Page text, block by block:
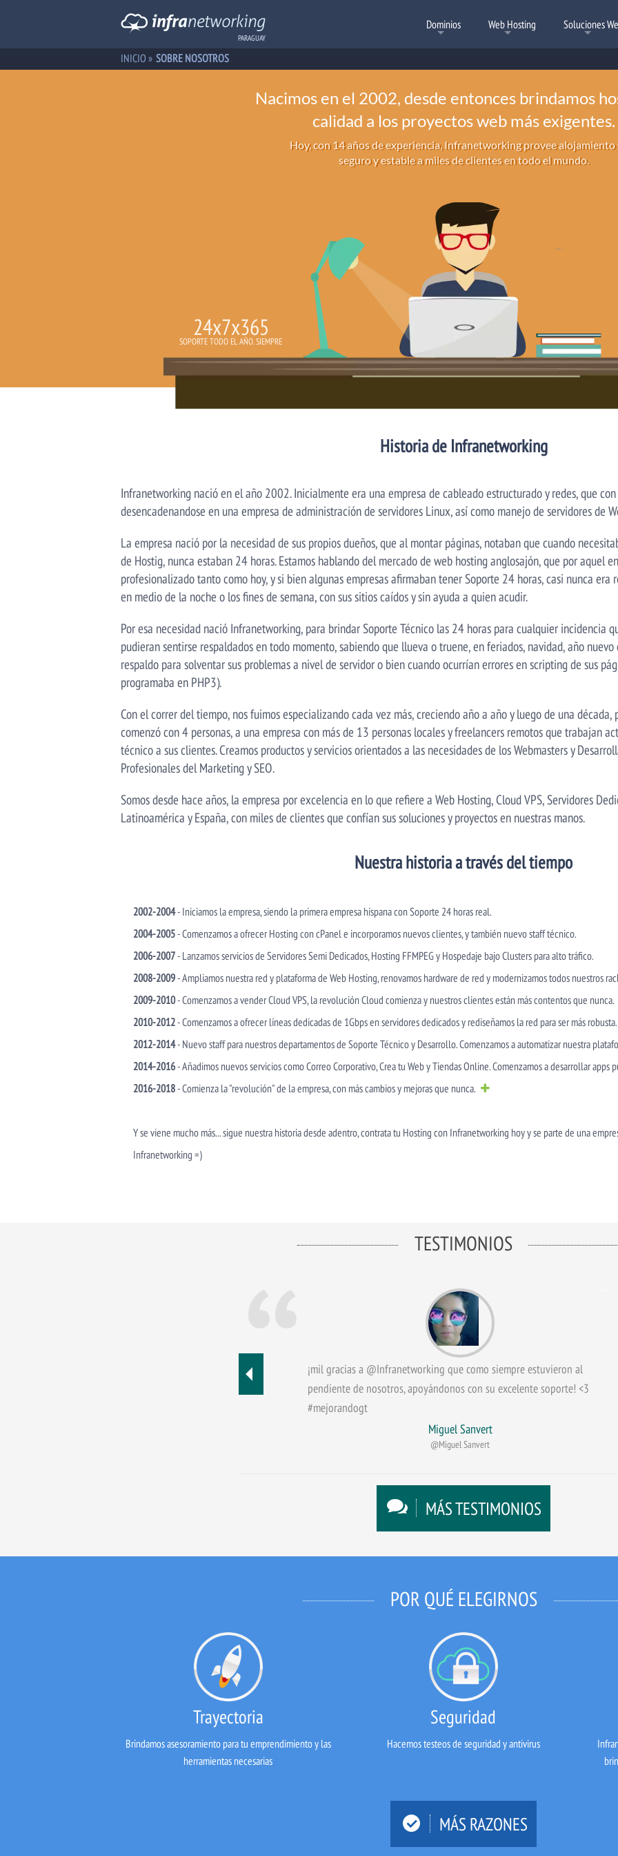
PARAGUAY
Dominios
Registrar Dominios
Registra tu Dominio hoy
Web Hosting
Alojamiento Web Paraguay
Para comenzar tu proyecto
Hosting Wordpress
Planes Optimizados para Wordpress
Soluciones
Hosting Laravel
Crea tu página con Laravel
Hosting para Revendedores
Gana dinero revendiendo nuestros servicios
INICIO » SOBRE NOSOTROS
Nacimos en el 2002, desde entonces brindamos
calidad a los proyectos web más exigentes.
Hoy, con 14 años de experiencia, Infranetworking provee alojamiento
seguro y estable a miles de clientes en todo el mundo.
24x7x365
SOPORTE TODO EL AÑO. SIEMPRE
Historia de Infranetworking
Infranetworking nació en el año 2002. Inicialmente era una empresa de cableado estructurado y redes, que
desencadenandose en una empresa de administración de servidores Linux, así como manejo de servidores de
La empresa nació por la necesidad de sus propios dueños, que al montar páginas, notaban que cuando
de Hostig, nunca estaban 24 horas. Estamos hablando del mercado de web hosting anglosajón, que por aquel
profesionalizado tanto como hoy, y si bien algunas empresas afirmaban tener Soporte 24 horas, casi nunca era
en medio de la noche o los fines de semana, con sus sitios caídos y sin ayuda a quien acudir.
Por esa necesidad nació Infranetworking, para brindar Soporte Técnico las 24 horas para cualquier incidencia
pudieran sentirse respaldados en todo momento, sabiendo que llueva o truene, en feriados, navidad, año
respaldo para solventar sus problemas a nivel de servidor o bien cuando ocurrían errores en scripting de sus
programaba en PHP3).
Con el correr del tiempo, nos fuimos especializando cada vez más, creciendo año a año y luego de una década,
comenzó con 4 personas, a una empresa con más de 13 personas locales y freelancers remotos que trabajan
técnico a sus clientes. Creamos productos y servicios orientados a las necesidades de los Webmasters y
Profesionales del Marketing y SEO.
Somos desde hace años, la empresa por excelencia en lo que refiere a Web Hosting, Cloud VPS, Servidores
Latinoamérica y España, con miles de clientes que confían sus soluciones y proyectos en nuestras manos.
Nuestra historia a través del tiempo
2002-2004- Iniciamos la empresa, siendo la primera empresa hispana con Soporte 24 horas real.
2004-2005- Comenzamos a ofrecer Hosting con cPanel e incorporamos nuevos clientes, y también nuevo staff técnico.
2006-2007- Lanzamos servicios de Servidores Semi Dedicados, Hosting FFMPEG y Hospedaje bajo Clusters para alto tráfico.
2008-2009- Ampliamos nuestra red y plataforma de Web Hosting, renovamos hardware de red y modernizamos todos nuestros
2009-2010- Comenzamos a vender Cloud VPS, la revolución Cloud comienza y nuestros clientes están más contentos que nunca.
2010-2012- Comenzamos a ofrecer líneas dedicadas de 1Gbps en servidores dedicados y rediseñamos la red para ser más robusta.
2012-2014- Nuevo staff para nuestros departamentos de Soporte Técnico y Desarrollo. Comenzamos a automatizar nuestra
2014-2016- Añadimos nuevos servicios como Correo Corporativo, Crea tu Web y Tiendas Online. Comenzamos a desarrollar apps
2016-2018- Comienza la "revolución" de la empresa, con más cambios y mejoras que nunca.
Y se viene mucho más... sigue nuestra historia desde adentro, contrata tu Hosting con Infranetworking hoy y se parte de una
Infranetworking =)
TESTIMONIOS
¡mil gracias a @Infranetworking que como siempre estuvieron al
pendiente de nosotros, apoyándonos con su excelente soporte! <3
#mejorandogt
Miguel Sanvert
@Miguel Sanvert
MÁS TESTIMONIOS
POR QUÉ ELEGIRNOS
Trayectoria
Brindamos asesoramiento para tu emprendimiento y las
herramientas necesarias
Seguridad
Hacemos testeos de seguridad y antivirus
MÁS RAZONES